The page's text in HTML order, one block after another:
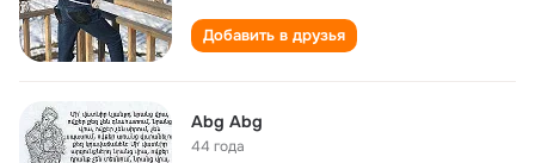
Добавить в друзья
Abg Abg
44 года